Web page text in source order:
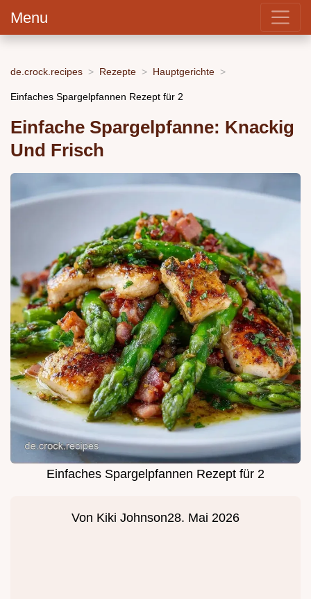
Menu
de.crock.recipes Rezepte Hauptgerichte
Einfaches Spargelpfannen Rezept für 2
Einfache Spargelpfanne: Knackig
Und Frisch
Einfaches Spargelpfannen Rezept für 2
Von Kiki Johnson28. Mai 2026